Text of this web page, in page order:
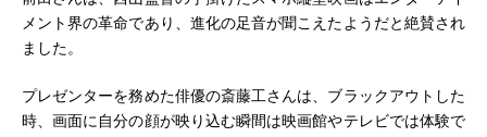
メント界の革命であり、進化の足音が聞こえたようだと絶賛され
ました。
プレゼンターを務めた俳優の斎藤工さんは、ブラックアウトした
時、画面に自分の顔が映り込む瞬間は映画館やテレビでは体験で